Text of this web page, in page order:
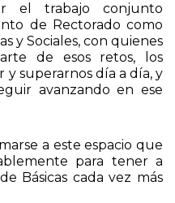
el trabajo conjunto
de Rectorado como
y Sociales, con quienes
de esos retos, los
y superarnos día a día, y
avanzando en ese
a este espacio que
para tener a
Básicas cada vez más